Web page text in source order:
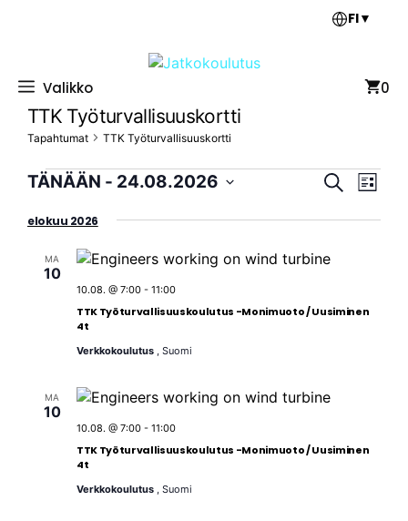
FI▼
Valikko 0
TTK Työturvallisuuskortti
Tapahtumat TTK Työturvallisuuskortti
Tapahtumat
T
p
a
u
t
E
s
T
a
p
m
N
L
TÄNÄÄN - 24.08.2026
a
elokuu 2026
MA
10
TTK Työturvallisuuskoulutus -Monimuoto / Uusiminen
4t
10.08. @ 7:00 - 11:00
Verkkokoulutus , Suomi
MA
10
TTK Työturvallisuuskoulutus -Monimuoto / Uusiminen
4t
10.08. @ 7:00 - 11:00
Verkkokoulutus , Suomi